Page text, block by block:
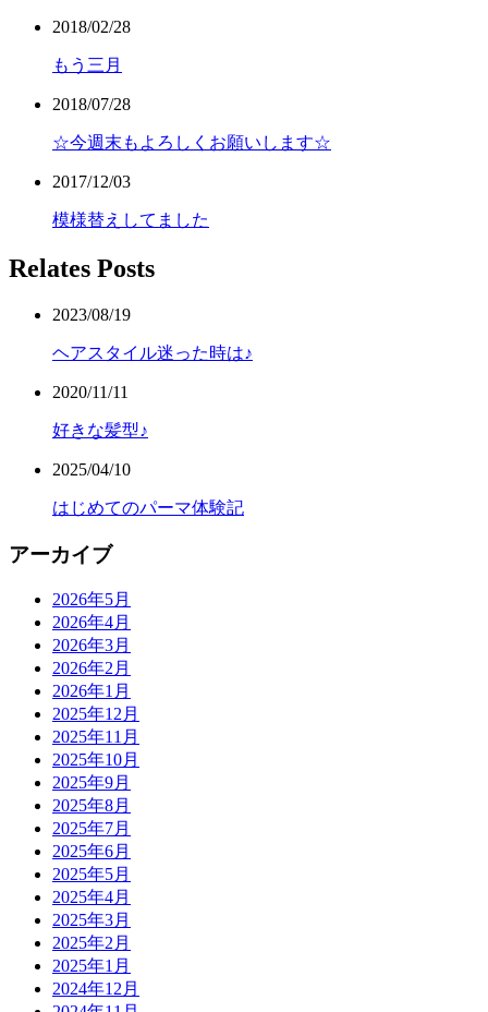
2018/02/28
もう三月
2018/07/28
☆今週末もよろしくお願いします☆
2017/12/03
模様替えしてました
Relates Posts
2023/08/19
ヘアスタイル迷った時は♪
2020/11/11
好きな髪型♪
2025/04/10
はじめてのパーマ体験記
アーカイブ
2026年5月
2026年4月
2026年3月
2026年2月
2026年1月
2025年12月
2025年11月
2025年10月
2025年9月
2025年8月
2025年7月
2025年6月
2025年5月
2025年4月
2025年3月
2025年2月
2025年1月
2024年12月